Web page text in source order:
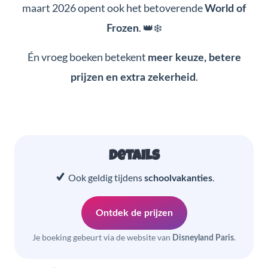
maart 2026 opent ook het betoverendeWorld of
Frozen. 👑❄️
Én vroeg boeken betekent meer keuze, betere
prijzen en extra zekerheid .
Details
Ook geldig tijdensschoolvakanties.
Ontdek de prijzen
Je boeking gebeurt via de website van Disneyland Paris.